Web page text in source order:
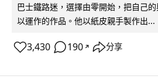
巴士鐵路迷，選擇由零開始，把自己
以運作的作品。他以紙皮親手製作出...
3,430 190 ↗ 分享